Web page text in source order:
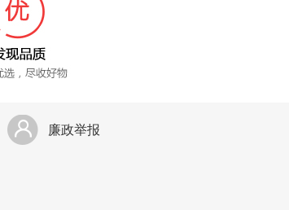
廉政举报